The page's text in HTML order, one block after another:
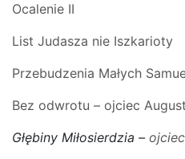
Ocalenie II
List Judasza nie Iszkarioty
Przebudzenia Małych
Bez odwrotu – ojciec
Głębiny Miłosierdzia –